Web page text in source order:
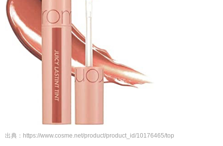
出典： https://www.cosme.net/product/product_id/10176465/top